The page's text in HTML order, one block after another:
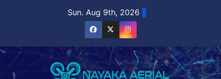
Sun. Aug 9th, 2026